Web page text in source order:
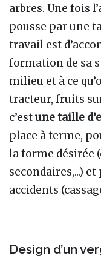
arbres. Une fois
pousse par une
travail est
formation de sa
milieu et à ce
tracteur, fruits
c’estune taille
place à terme,
la forme désirée
secondaires,...)
accidents
Design d’un